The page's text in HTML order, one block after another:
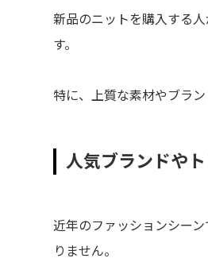
新品のニットを購入する
す。
特に、上質な素材やブラ
人気ブランドや
近年のファッションシー
りません。